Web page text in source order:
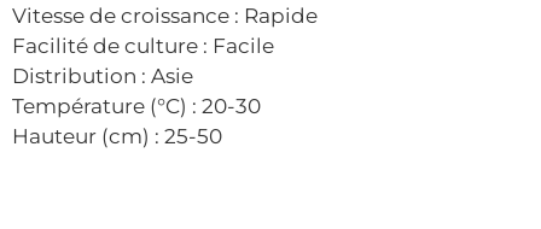
Vitesse de croissance : Rapide
Facilité de culture : Facile
Distribution : Asie
Température (°C) : 20-30
Hauteur (cm) : 25-50